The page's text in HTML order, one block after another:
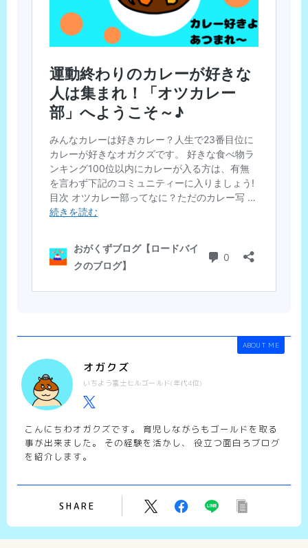
ABOUT ME
オガクズ
いちよう富士ヒルゴールド(年代4位)
こんにちわオガクズです。 育児しながらもゴールドを取る
事が出来ました。 その経験を活かし、 役立つ面白ろブログ
を紹介します。
SHARE